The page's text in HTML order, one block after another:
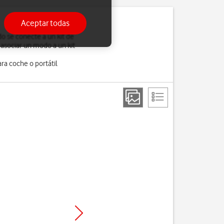
se conecte a un kit de
un modo a un kit
coche o portátil
Aceptar todas